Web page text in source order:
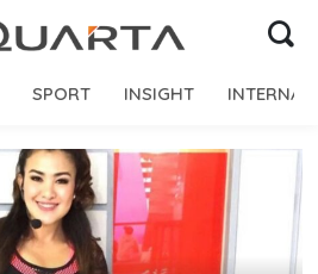
SPORT INSIGHT